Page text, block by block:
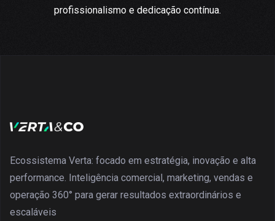
profissionalismo e dedicação contínua.
Ecossistema Verta: focado em estratégia, inovação e alta
performance. Inteligência comercial, marketing, vendas e
operação 360° para gerar resultados extraordinários e
escaláveis